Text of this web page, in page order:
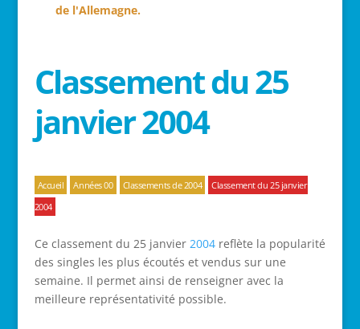
de l'Allemagne.
Classement du 25
janvier 2004
Accueil Années 00 Classements de 2004
Classement du 25 janvier
2004
Ce classement du 25 janvier 2004reflète la popularité
des singles les plus écoutés et vendus sur une
semaine. Il permet ainsi de renseigner avec la
meilleure représentativité possible.